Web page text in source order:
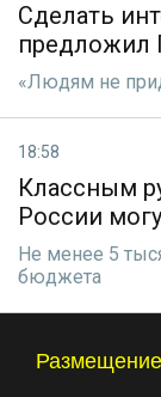
Сделать
предложил
«Людям не
18:58
Классным
России
Не менее 5
бюджета